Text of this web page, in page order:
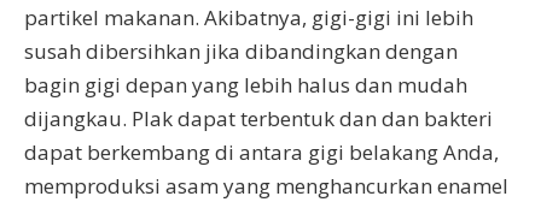
partikel makanan. Akibatnya, gigi-gigi ini lebih
susah dibersihkan jika dibandingkan dengan
bagin gigi depan yang lebih halus dan mudah
dijangkau. Plak dapat terbentuk dan dan bakteri
dapat berkembang di antara gigi belakang Anda,
memproduksi asam yang menghancurkan enamel